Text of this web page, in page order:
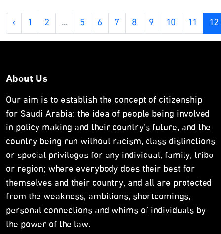
‹ 1 2 ... 5 6 7 8 9 10 11 12
About Us
Our aim is to establish the concept of citizenship
for Saudi Arabia: the idea of people being involved
in policy making and their country’s future, and the
country being run without racism, class distinctions
or special privileges for any individual, family, tribe
or region; where everybody does their best for
themselves and their country, and all are protected
from the weakness, ambitions, shortcomings,
personal connections and whims of individuals by
the power of the law.